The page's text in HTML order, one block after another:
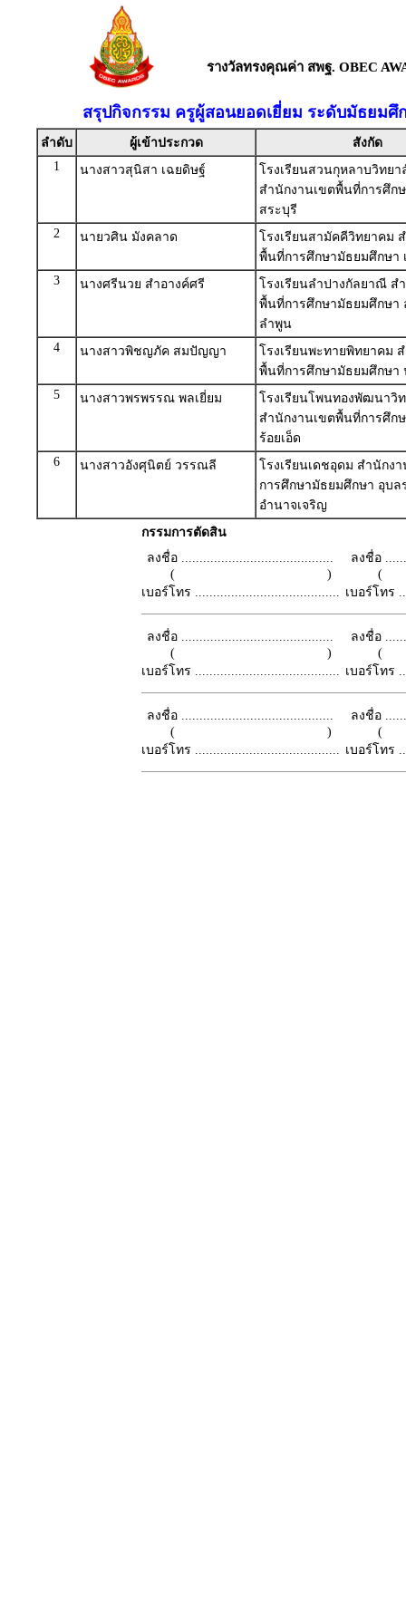
รางวัลทรงคุณค่า สพฐ. OBEC
สรุปกิจกรรม ครูผู้สอนยอดเยี่ยม ระดับมัธยม
ลำดับ ผู้เข้าประกวด
สังกัด
1
นางสาวสุนิสา เฉยดิษฐ์
โรงเรียนสวนกุหลาบวิทยา
สำนักงานเขตพื้นที่การศึก
สระบุรี
2
นายวศิน มังคลาด
โรงเรียนสามัคคีวิทยาคม
พื้นที่การศึกษามัธยมศึกษา
3
นางศรีนวย สำอางค์ศรี
โรงเรียนลำปางกัลยาณี ส
พื้นที่การศึกษามัธยมศึกษา
ลำพูน
4
นางสาวพิชญภัค สมปัญญา
โรงเรียนพะทายพิทยาคม
พื้นที่การศึกษามัธยมศึกษา
5
นางสาวพรพรรณ พลเยี่ยม
โรงเรียนโพนทองพัฒนาวิ
สำนักงานเขตพื้นที่การศึก
ร้อยเอ็ด
6
นางสาวอังศุนิตย์ วรรณลี
โรงเรียนเดชอุดม สำนักง
การศึกษามัธยมศึกษา อุบ
อำนาจเจริญ
กรรมการตัดสิน
ลงชื่อ ..........................................
( )
เบอร์โทร ........................................
ลงชื่อ
เบอร์โทร
ลงชื่อ ..........................................
( )
เบอร์โทร ........................................
ลงชื่อ
เบอร์โทร
ลงชื่อ ..........................................
( )
เบอร์โทร ........................................
ลงชื่อ
เบอร์โทร